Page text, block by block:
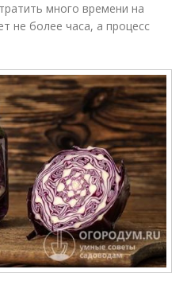
много времени на
не более часа, а процесс